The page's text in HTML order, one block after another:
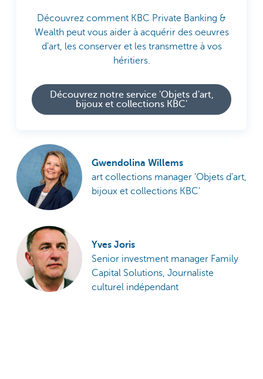
Découvrez comment KBC Private Banking &
Wealth peut vous aider à acquérir des oeuvres
d'art, les conserver et les transmettre à vos
héritiers.
Découvrez notre service 'Objets d'art,
bijoux et collections KBC'
Gwendolina Willems
art collections manager 'Objets d'art,
bijoux et collections KBC'
Yves Joris
Senior investment manager Family
Capital Solutions, Journaliste
culturel indépendant